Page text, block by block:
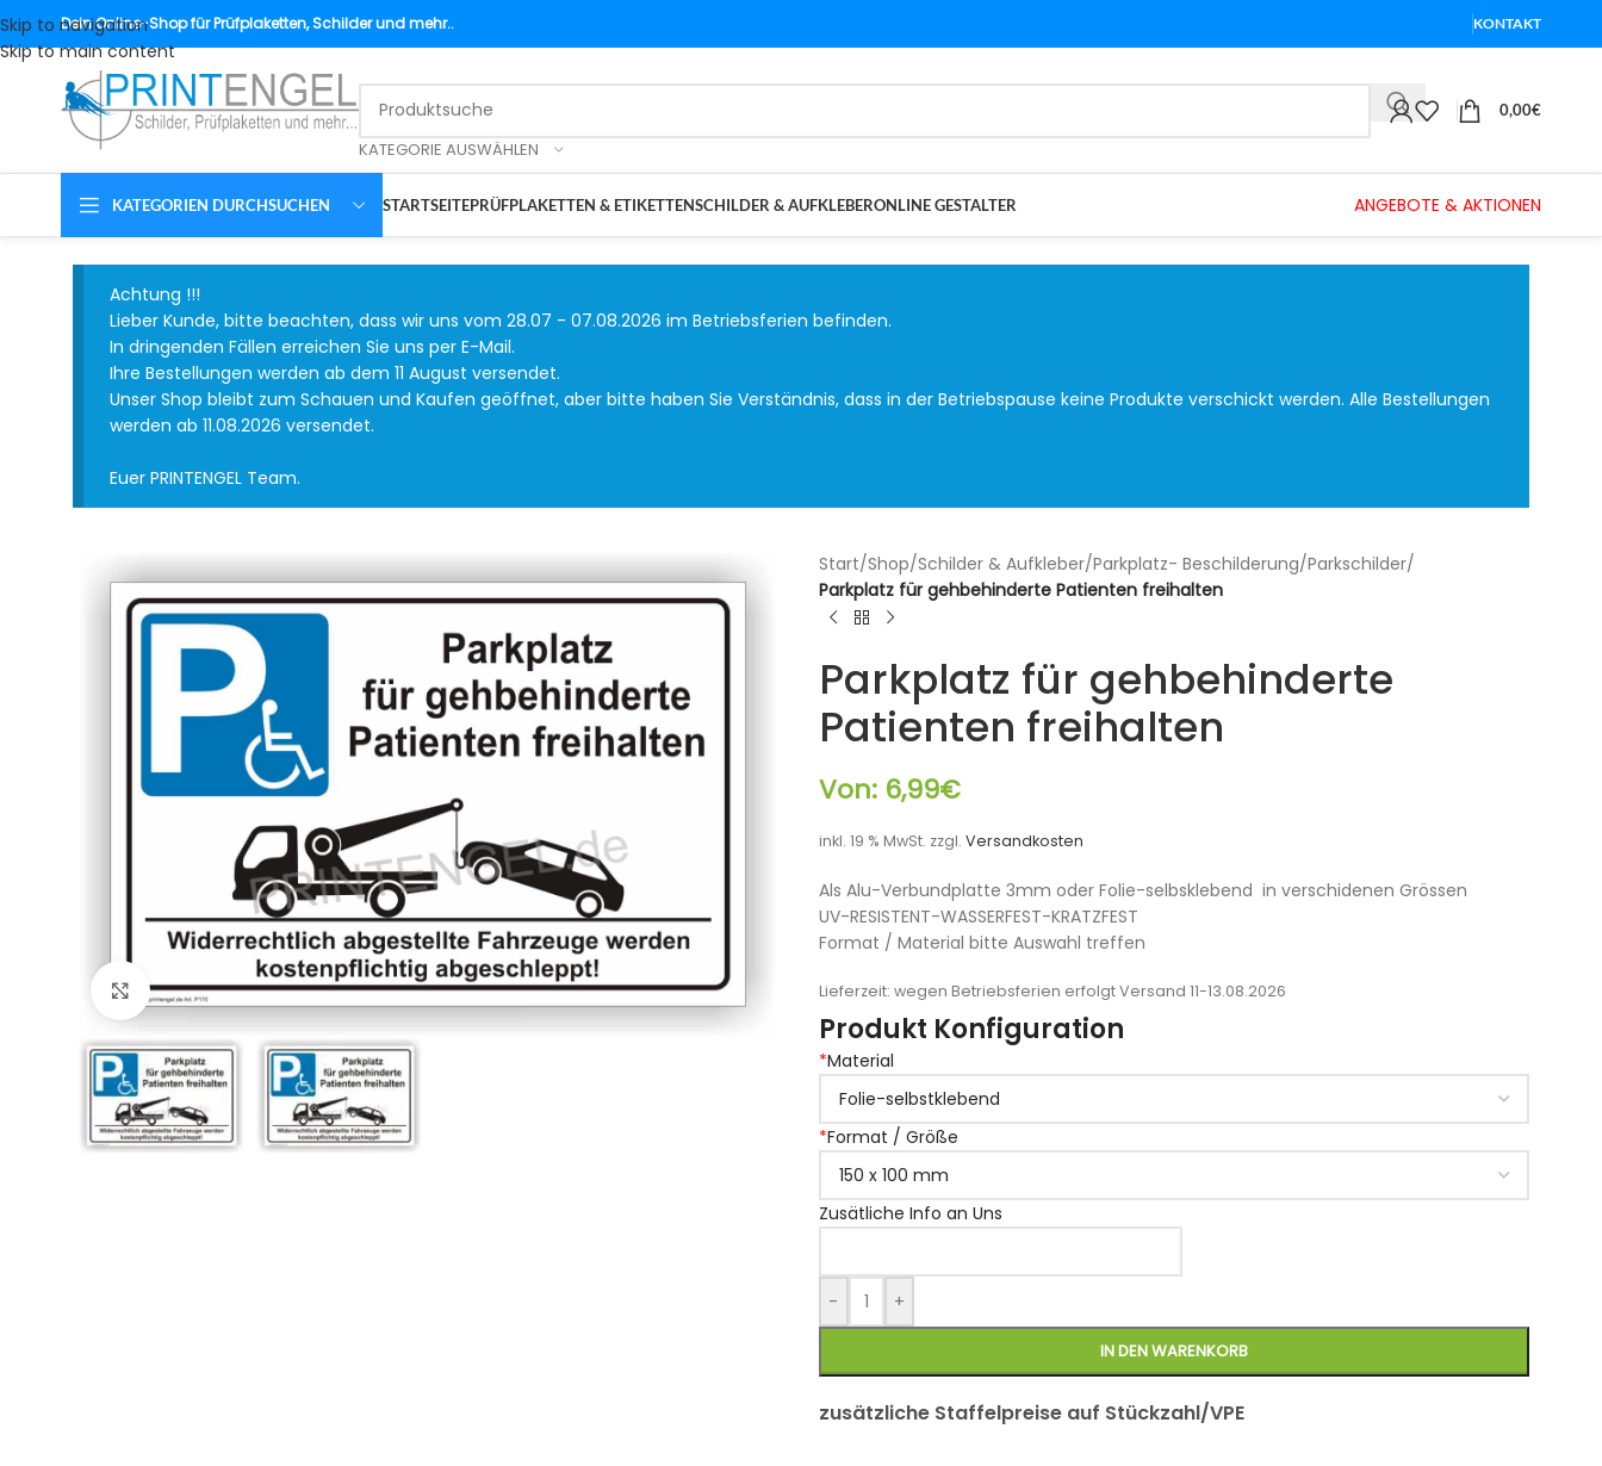
Skip to navigation
Skip to main content
DeinOnline-Shop für Prüfplaketten, Schilder und mehr.. KONTAKT
KATEGORIE AUSWÄHLEN
0,00€
KATEGORIEN DURCHSUCHEN STARTSEITEPRÜFPLAKETTEN & ETIKETTENSCHILDER & AUFKLEBERONLINE GESTALTER ANGEBOTE & AKTIONEN
Achtung !!!
Lieber Kunde, bitte beachten, dass wir uns vom 28.07 - 07.08.2026 im Betriebsferien befinden.
In dringenden Fällen erreichen Sie uns per E-Mail.
Ihre Bestellungen werden ab dem 11 August versendet.
Unser Shop bleibt zum Schauen und Kaufen geöffnet, aber bitte haben Sie Verständnis, dass in der Betriebspause keine Produkte verschickt werden. Alle Bestellungen
werden ab 11.08.2026 versendet.
Euer PRINTENGEL Team.
Klicken zum Vergrößern
Start/Shop/Schilder & Aufkleber/Parkplatz- Beschilderung/Parkschilder/
Parkplatz für gehbehinderte Patienten freihalten
Parkplatz für gehbehinderte
Patienten freihalten
Von: 6,99€
inkl. 19 % MwSt. zzgl. Versandkosten
Als Alu-Verbundplatte 3mm oder Folie-selbsklebend in verschidenen Grössen
UV-RESISTENT-WASSERFEST-KRATZFEST
Format / Material bitte Auswahl treffen
Lieferzeit: wegen Betriebsferien erfolgt Versand 11-13.08.2026
Produkt Konfiguration
*Material
*Format / Größe
Zusätliche Info an Uns
- +
IN DEN WARENKORB
zusätzliche Staffelpreise auf Stückzahl/VPE